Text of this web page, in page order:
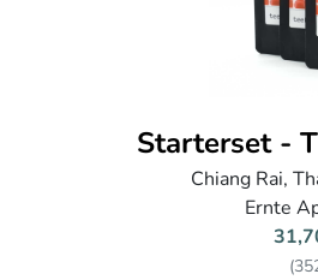
Starterset -
Chiang Rai,
Ernte